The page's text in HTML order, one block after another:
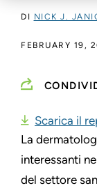
DI NICK J.
FEBRUARY 19,
Scarica il
La
interessanti
del settore